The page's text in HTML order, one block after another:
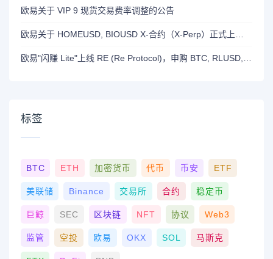
欧易关于 VIP 9 现货交易费率调整的公告
标签
BTC ETH 加密货币 代币 币安 ETF
美联储 Binance 交易所 合约 稳定币
巨鲸 SEC 区块链 NFT 协议 Web3
监管 空投 欧易 OKX SOL 马斯克